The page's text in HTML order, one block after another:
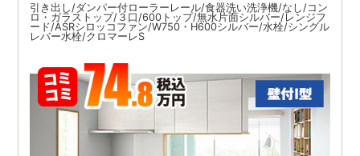
引き出し/ダンパー付ローラーレール/食器洗い洗浄機/なし/コン
ロ・ガラストップ/３口/600トップ/無水片面シルバー/レンジフ
ード/ASRシロッコファン/W750・H600シルバー/水栓/シングル
レバー水栓/クロマーレS